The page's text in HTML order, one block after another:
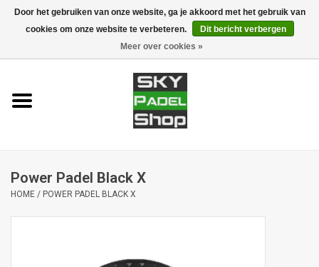
0 Artikelen - €0,00
Rackets
Padel banen
Power Padel Black X
HOME / POWER PADEL BLACK X
Door het gebruiken van onze website, ga je akkoord met het gebruik van
cookies om onze website te verbeteren.
Dit bericht verbergen
Meer over cookies »